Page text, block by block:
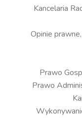
Kancelaria
Opinie
Prawo
Prawo